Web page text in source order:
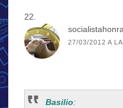
27/03/2012 A
Basilio: